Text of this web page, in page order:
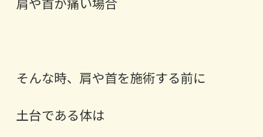
そんな時、肩や首を施術する前に
土台である体は